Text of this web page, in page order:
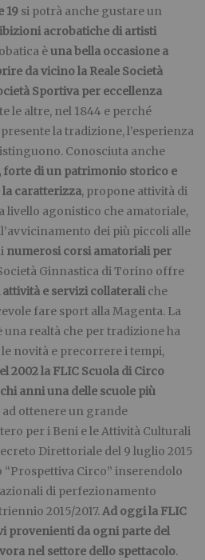
19 si potrà anche gustare un
acrobatiche di artisti
èuna bella occasione a
da vicino la Reale Società
Sportiva per eccellenza
le altre, nel 1844 e perché
la tradizione, l’esperienza
Conosciuta anche
forte di un patrimonio storico e
caratterizza, propone attività di
livello agonistico che amatoriale,
dei più piccoli alle
numerosi corsi amatoriali per
Ginnastica di Torino offre
e servizi collateraliche
fare sport alla Magenta. La
una realtà che per tradizione ha
novità e precorrere i tempi,
2002 la FLIC Scuola di Circo
anni una delle scuole più
ad ottenere un grande
per i Beni e le Attività Culturali
Direttoriale del 9 luglio 2015
Circo” inserendolo
di perfezionamento
2015/2017.Ad oggi la FLIC
provenienti da ogni parte del
nel settore dello spettacolo.